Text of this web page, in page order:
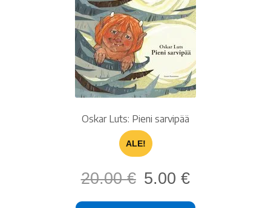
Oskar Luts: Pieni sarvipää
ALE!
20.00€
Alkuperäinen
hinta
oli:
5.00€Nykyinen
on: